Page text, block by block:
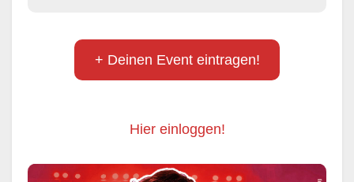
+ Deinen Event eintragen!
Hier einloggen!